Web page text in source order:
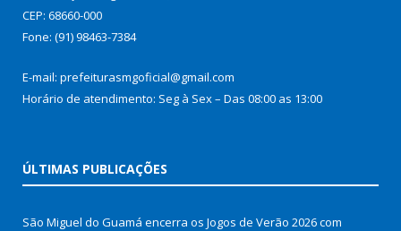
CEP: 68660-000
Fone: (91) 98463-7384
E-mail: prefeiturasmgoficial@gmail.com
Horário de atendimento: Seg à Sex – Das 08:00 as 13:00
ÚLTIMAS PUBLICAÇÕES
São Miguel do Guamá encerra os Jogos de Verão 2026 com